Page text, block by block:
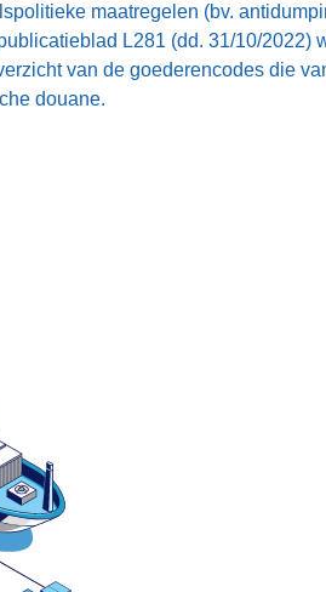
maatregelen (bv.
L281 (dd. 31/10/2022)
van de goederencodes die
douane.